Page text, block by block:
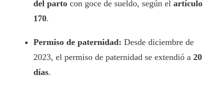
del parto con goce de sueldo, según el artículo
170.
Permiso de paternidad: Desde diciembre de
2023, el permiso de paternidad se extendió a 20
días.